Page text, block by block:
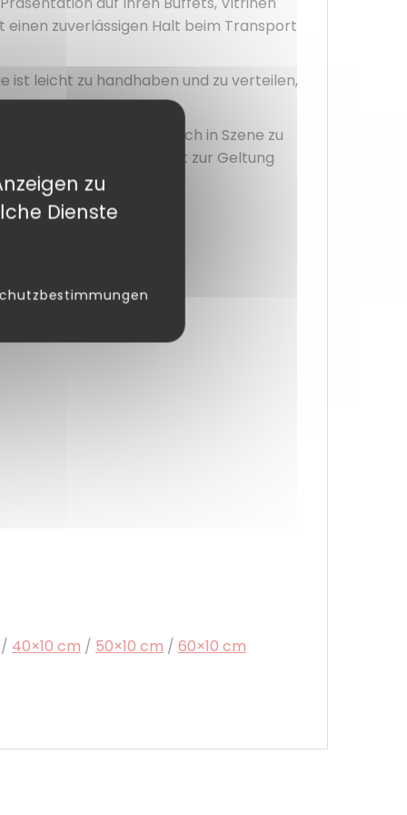
einen zuverlässigen Halt beim Transport
ist leicht zu handhaben und zu verteilen,
Ihre Desserts erfolgreich in Szene zu
und Authentizität zur Geltung
/ 40×10 cm / 50×10 cm / 60×10 cm
zu
Dienste